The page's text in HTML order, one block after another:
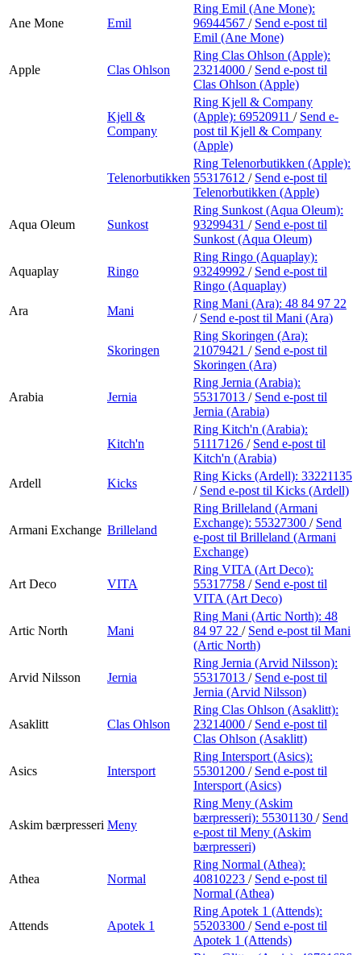
Ane Mone Emil
Ring Emil (Ane Mone):
96944567 / Send e-post til
Emil (Ane Mone)
Apple Clas Ohlson
Ring Clas Ohlson (Apple):
23214000 / Send e-post til
Clas Ohlson (Apple)
Kjell &
Company
Ring Kjell & Company
(Apple): 69520911 / Send e-
post til Kjell & Company
(Apple)
Telenorbutikken
Ring Telenorbutikken (Apple):
55317612 / Send e-post til
Telenorbutikken (Apple)
Aqua Oleum Sunkost
Ring Sunkost (Aqua Oleum):
93299431 / Send e-post til
Sunkost (Aqua Oleum)
Aquaplay Ringo
Ring Ringo (Aquaplay):
93249992 / Send e-post til
Ringo (Aquaplay)
Ara
Mani
Ring Mani (Ara): 48 84 97 22
/ Send e-post til Mani (Ara)
Skoringen
Ring Skoringen (Ara):
21079421 / Send e-post til
Skoringen (Ara)
Arabia Jernia
Ring Jernia (Arabia):
55317013 / Send e-post til
Jernia (Arabia)
Kitch'n
Ring Kitch'n (Arabia):
51117126 / Send e-post til
Kitch'n (Arabia)
Ardell
Kicks
Ring Kicks (Ardell): 33221135
/ Send e-post til Kicks (Ardell)
Armani Exchange Brilleland
Ring Brilleland (Armani
Exchange): 55327300 / Send
e-post til Brilleland (Armani
Exchange)
Art Deco VITA
Ring VITA (Art Deco):
55317758 / Send e-post til
VITA (Art Deco)
Artic North Mani
Ring Mani (Artic North): 48
84 97 22 / Send e-post til Mani
(Artic North)
Arvid Nilsson Jernia
Ring Jernia (Arvid Nilsson):
55317013 / Send e-post til
Jernia (Arvid Nilsson)
Asaklitt Clas Ohlson
Ring Clas Ohlson (Asaklitt):
23214000 / Send e-post til
Clas Ohlson (Asaklitt)
Asics Intersport
Ring Intersport (Asics):
55301200 / Send e-post til
Intersport (Asics)
Askim bærpresseri Meny
Ring Meny (Askim
bærpresseri): 55301130 / Send
e-post til Meny (Askim
bærpresseri)
Athea Normal
Ring Normal (Athea):
40810223 / Send e-post til
Normal (Athea)
Attends Apotek 1
Ring Apotek 1 (Attends):
55203300 / Send e-post til
Apotek 1 (Attends)